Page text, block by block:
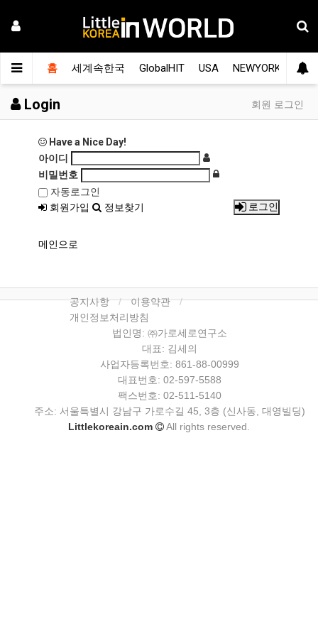
홈 세계속한국 GlobalHIT USA NEWYORK LA
Login 회원 로그인
Have a Nice Day!
아이디
비밀번호
자동로그인
로그인
회원가입 정보찾기
메인으로
공지사항
이용약관
개인정보처리방침
법인명: ㈜가로세로연구소
대표: 김세의
사업자등록번호: 861-88-00999
대표번호: 02-597-5588
팩스번호: 02-511-5140
주소: 서울특별시 강남구 가로수길 45, 3층 (신사동, 대영빌딩)
Littlekoreain.com
All rights reserved.